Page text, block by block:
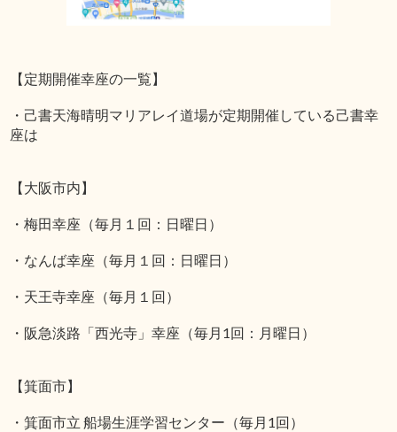
【定期開催幸座の一覧】
・己書天海晴明マリアレイ道場が定期開催している己書幸
座は
【大阪市内】
・梅田幸座（毎月１回：日曜日）
・なんば幸座（毎月１回：日曜日）
・天王寺幸座（毎月１回）
・阪急淡路「西光寺」幸座（毎月1回：月曜日）
【箕面市】
・箕面市立 船場生涯学習センター（毎月1回）